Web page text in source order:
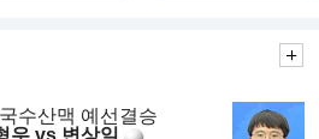
수산맥 예선결승
우 vs 변상일